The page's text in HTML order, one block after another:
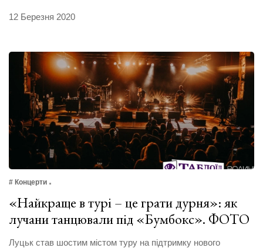
12 Березня 2020
# Концерти
«Найкраще в турі – це грати дурня»: як
лучани танцювали під «Бумбокс». ФОТО
Луцьк став шостим містом туру на підтримку нового